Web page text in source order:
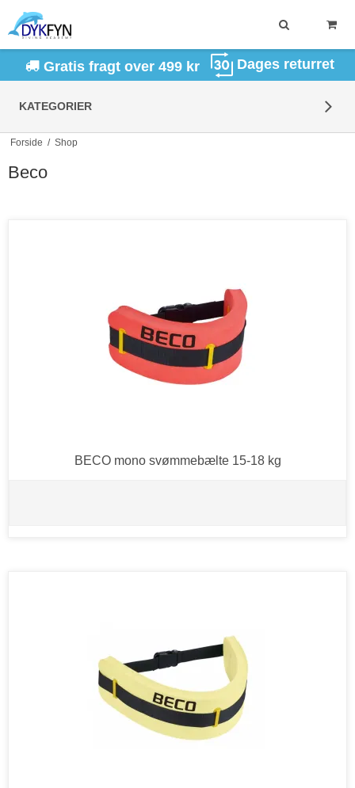
Gratis fragt over 499 kr Dages returret
KATEGORIER
Forside / Shop
Beco
BECO mono svømmebælte 15-18 kg